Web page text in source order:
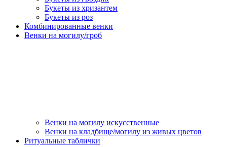
Букеты из хризантем
Букеты из роз
Комбинированные венки
Венки на могилу/гроб
Венки на могилу искусственные
Венки на кладбище/могилу из живых цветов
Ритуальные таблички